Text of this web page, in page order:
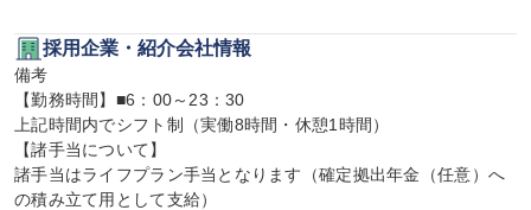
採用企業・紹介会社情報
備考
【勤務時間】■6：00～23：30
上記時間内でシフト制（実働8時間・休憩1時間）
【諸手当について】
諸手当はライフプラン手当となります（確定拠出年金（任意）へ
の積み立て用として支給）